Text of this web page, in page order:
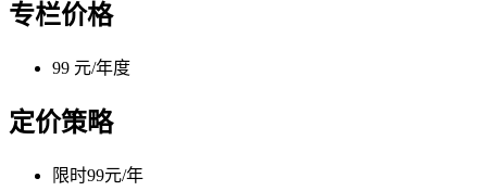
专栏价格
99 元/年度
定价策略
限时99元/年